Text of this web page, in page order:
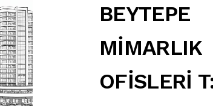
BEYTEPE
MİMARLIK
OFİSLERİ